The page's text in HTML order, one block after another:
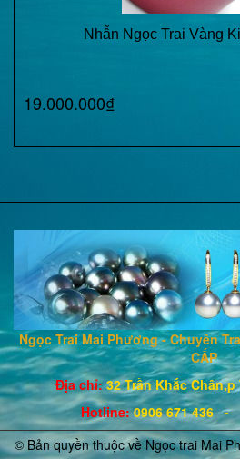
Nhẫn Ngọc Trai Vàng
19.000.000₫
Ngọc Trai Mai Phương - Chuyên
CẤP
Địa chỉ: 32 Trần Khắc
Hotline: 0906 671436-
© Bản quyền thuộc về Ngọc trai Mai